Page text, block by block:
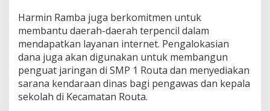
Harmin Ramba juga berkomitmen untuk
membantu daerah-daerah terpencil dalam
mendapatkan layanan internet. Pengalokasian
dana juga akan digunakan untuk membangun
penguat jaringan di SMP 1 Routa dan menyediakan
sarana kendaraan dinas bagi pengawas dan kepala
sekolah di Kecamatan Routa.